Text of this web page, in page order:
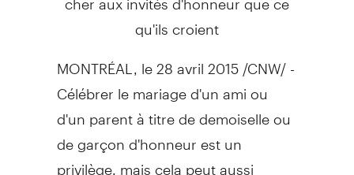
qu'ils croient
MONTRÉAL, le 28 avril 2015 /CNW/ -
Célébrer le mariage d'un ami ou
d'un parent à titre de demoiselle ou
de garçon d'honneur est un
privilège, mais cela peut aussi